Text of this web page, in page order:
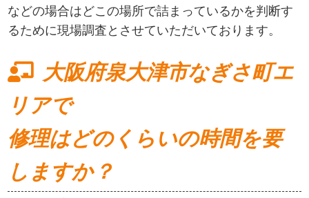
などの場合はどこの場所で詰まっているかを判断す
るために現場調査とさせていただいております。
大阪府泉大津市なぎさ町エ
リアで
修理はどのくらいの時間を要
しますか？